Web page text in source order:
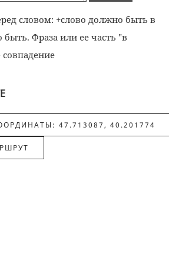
словом: +слово должно быть в
Фраза или ее часть "в
47.713087, 40.201774